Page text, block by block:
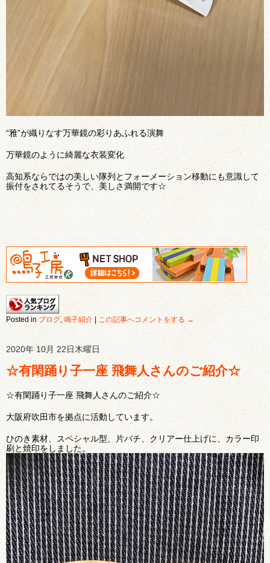
“雅”が織りなす万華鏡の彩りあふれる演舞
万華鏡のように綺麗な衣装変化
高知系ならではの美しい隊列とフォーメーション移動にも意識して
振付をされてるそうで、美しさ満開です☆
Posted in ブログ, 鳴子紹介 この記事へコメントをする →
2020年 10月 22日木曜日
☆有閑踊り子一座 飛舞人さんのご紹介☆
☆有閑踊り子一座 飛舞人さんのご紹介☆
大阪府吹田市を拠点に活動しています。
ひのき素材、スペシャル型、片バチ、クリアー仕上げに、カラー印
刷と焼印をしました。